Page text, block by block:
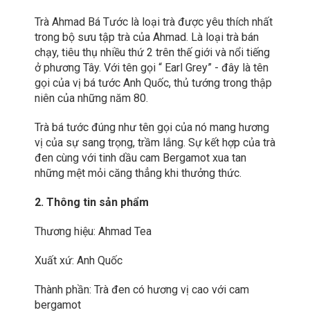
Trà Ahmad Bá Tước là loại trà được yêu thích nhất
trong bộ sưu tập trà của Ahmad. Là loại trà bán
chạy, tiêu thụ nhiều thứ 2 trên thế giới và nổi tiếng
ở phương Tây. Với tên gọi “ Earl Grey” - đây là tên
gọi của vị bá tước Anh Quốc, thủ tướng trong thập
niên của những năm 80.
Trà bá tước đúng như tên gọi của nó mang hương
vị của sự sang trọng, trầm lắng. Sự kết hợp của trà
đen cùng với tinh dầu cam Bergamot xua tan
những mệt mỏi căng thẳng khi thưởng thức.
2. Thông tin sản phẩm
Thương hiệu: Ahmad Tea
Xuất xứ: Anh Quốc
Thành phần: Trà đen có hương vị cao với cam
bergamot